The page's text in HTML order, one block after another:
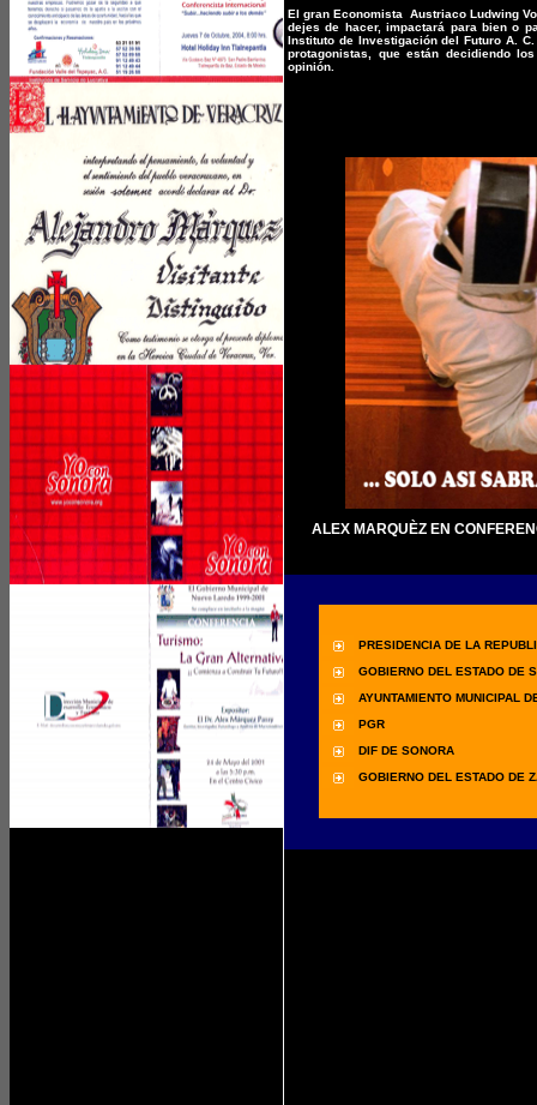
El gran Economista Austriaco Ludwing
dejes de hacer, impactará para bien o
Instituto de Investigación del Futuro A.
protagonistas, que están decidiendo
opinión.
ALEX MARQUÈZ EN
PRESIDENCIA DE LA
GOBIERNO DEL ESTADO DE
AYUNTAMIENTO MUNICIPAL
PGR
DIF DE SONORA
GOBIERNO DEL ESTADO DE